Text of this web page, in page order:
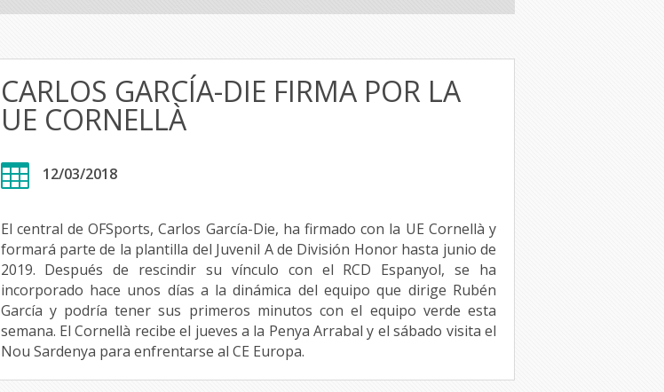
CARLOS GARCÍA-DIE FIRMA POR LA
UE CORNELLÀ
 12/03/2018
El central de OFSports, Carlos García-Die, ha firmado con la UE Cornellà y
formará parte de la plantilla del Juvenil A de División Honor hasta junio de
2019. Después de rescindir su vínculo con el RCD Espanyol, se ha
incorporado hace unos días a la dinámica del equipo que dirige Rubén
García y podría tener sus primeros minutos con el equipo verde esta
semana. El Cornellà recibe el jueves a la Penya Arrabal y el sábado visita el
Nou Sardenya para enfrentarse al CE Europa.